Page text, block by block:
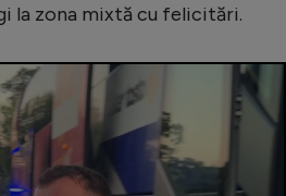
la zona mixtă cu felicitări.